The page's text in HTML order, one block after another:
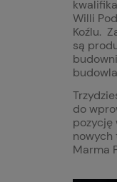
Willi
Koźlu.
są
do
pozycję
nowych
Marma